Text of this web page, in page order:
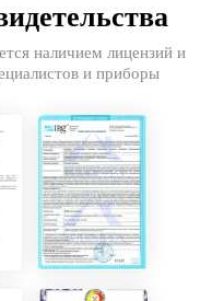
наличием лицензий и
и приборы